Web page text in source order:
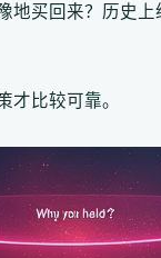
买回来？历史上
比较可靠。